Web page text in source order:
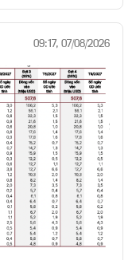
09:17, 07/08/2026